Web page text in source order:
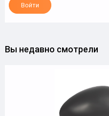
Войти
Вы недавно смотрели